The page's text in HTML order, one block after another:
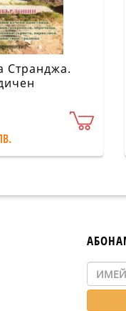
Странджа.
на